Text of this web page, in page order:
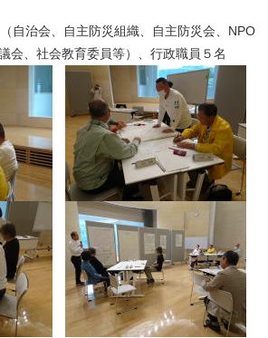
自治会、自主防災組織、自主防災会、NPO
会、社会教育委員等）、行政職員５名